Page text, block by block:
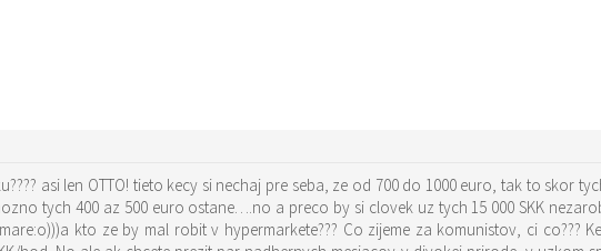
asi len OTTO! tieto kecy si nechaj pre seba, ze od 700 do 1000 euro, tak to skor
tych 400 az 500 euro ostane….no a preco by si clovek uz tych 15 000 SKK
kto ze by mal robit v hypermarkete??? Co zijeme za komunistov, ci co???